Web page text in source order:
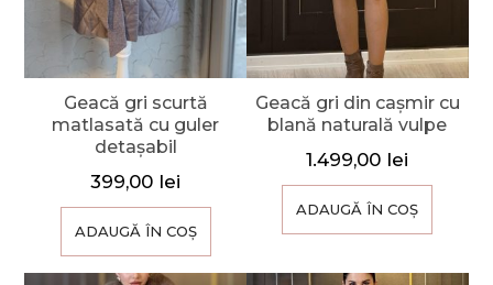
Geacă gri scurtă
matlasată cu guler
detașabil
399,00 lei
ADAUGĂ ÎN COȘ
Geacă gri din cașmir cu
blană naturală vulpe
1.499,00 lei
ADAUGĂ ÎN COȘ